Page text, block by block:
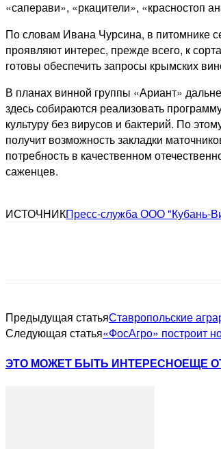
«саперави», «ркацители», «красностоп
По словам Ивана Чурсина, в питомнике
проявляют интерес, прежде всего, к
готовы обеспечить запросы крымских
В планах винной группы «Ариант»
здесь собираются реализовать
культуру без вирусов и бактерий. По
получит возможность закладки
потребность в качественном
саженцев.
ИСТОЧНИКПресс-служба ООО "Кубань-
Предыдущая статьяСтавропольские
Следующая статья«ФосАгро» построит
ЭТО МОЖЕТ БЫТЬ ИНТЕРЕСНОЕЩЕ